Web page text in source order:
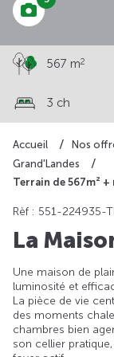
Accueil Nos
Grand'Landes
Terrain de 567m²
567 m2
3 ch
Rèf : 551-224935-
La
Une maison de
luminosité et
La pièce de vie
des moments
chambres bien
son cellier